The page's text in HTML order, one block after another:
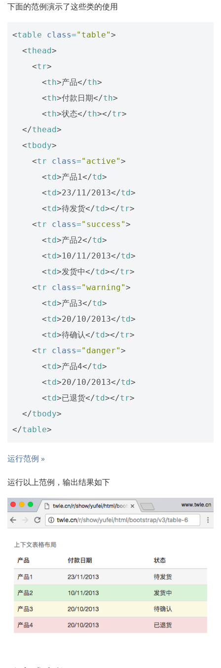
下面的范例演示了这些类的使用
<table class="table">
<thead>
<tr>
<th>产品</th>
<th>付款日期</th>
<th>状态</th></tr>
</thead>
<tbody>
<tr class="active">
<td>产品1 </td>
<td>23/11/2013</td>
<td>待发货</td></tr>
<tr class="success">
<td>产品2</td>
<td>10/11/2013</td>
<td>发货中</td></tr>
<tr class="warning">
<td>产品3</td>
<td>20/10/2013</td>
<td>待确认</td></tr>
<tr class="danger">
<td>产品4</td>
<td>20/10/2013</td>
<td>已退货</td></tr>
</tbody>
</table>
运行范例 »
运行以上范例，输出结果如下